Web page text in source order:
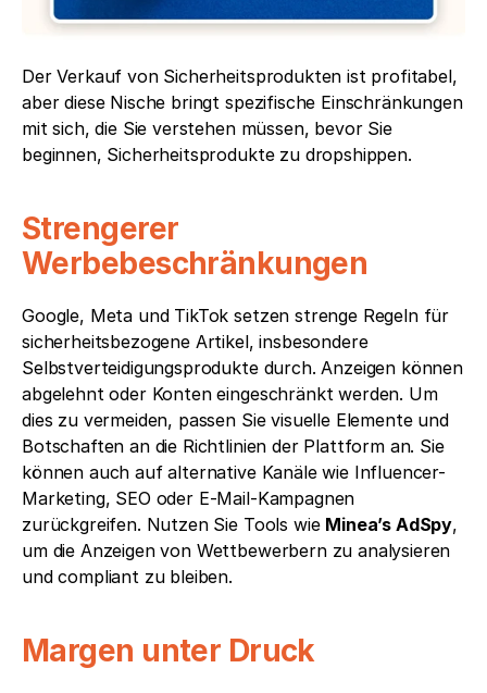
Der Verkauf von Sicherheitsprodukten ist profitabel,
aber diese Nische bringt spezifische Einschränkungen
mit sich, die Sie verstehen müssen, bevor Sie
beginnen, Sicherheitsprodukte zu dropshippen.
Strengerer
Werbebeschränkungen
Google, Meta und TikTok setzen strenge Regeln für
sicherheitsbezogene Artikel, insbesondere
Selbstverteidigungsprodukte durch. Anzeigen können
abgelehnt oder Konten eingeschränkt werden. Um
dies zu vermeiden, passen Sie visuelle Elemente und
Botschaften an die Richtlinien der Plattform an. Sie
können auch auf alternative Kanäle wie Influencer-
Marketing, SEO oder E-Mail-Kampagnen
zurückgreifen. Nutzen Sie Tools wie Minea’s AdSpy,
um die Anzeigen von Wettbewerbern zu analysieren
und compliant zu bleiben.
Margen unter Druck